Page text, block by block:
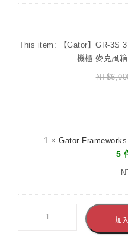
This item:
【Gator】GR-3S
機櫃 麥克風
NT$
1 × Gator
5
加